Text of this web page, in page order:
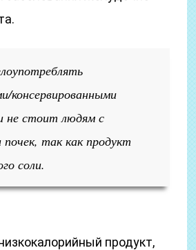
консервированными
не стоит людям с
почек, так как продукт
соли.
продукт,